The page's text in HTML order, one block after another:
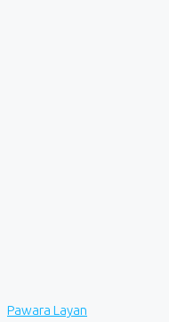
Pawara Layan